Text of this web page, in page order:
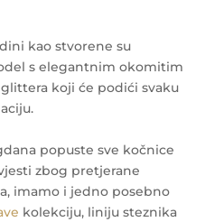
kao stvorene su
s elegantnim okomitim
koji će podići svaku
popuste sve kočnice
zbog pretjerane
imamo i jedno posebno
kolekciju, liniju steznika